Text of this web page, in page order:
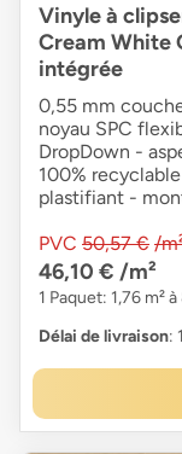
Vinyle à
Cream White
intégrée
0,55 mm
noyau SPC
DropDown -
100%
plastifiant -
PVC 50,57 € /
46,10 € /m²
1 Paquet: 1,76 m²
Délai de livraison: